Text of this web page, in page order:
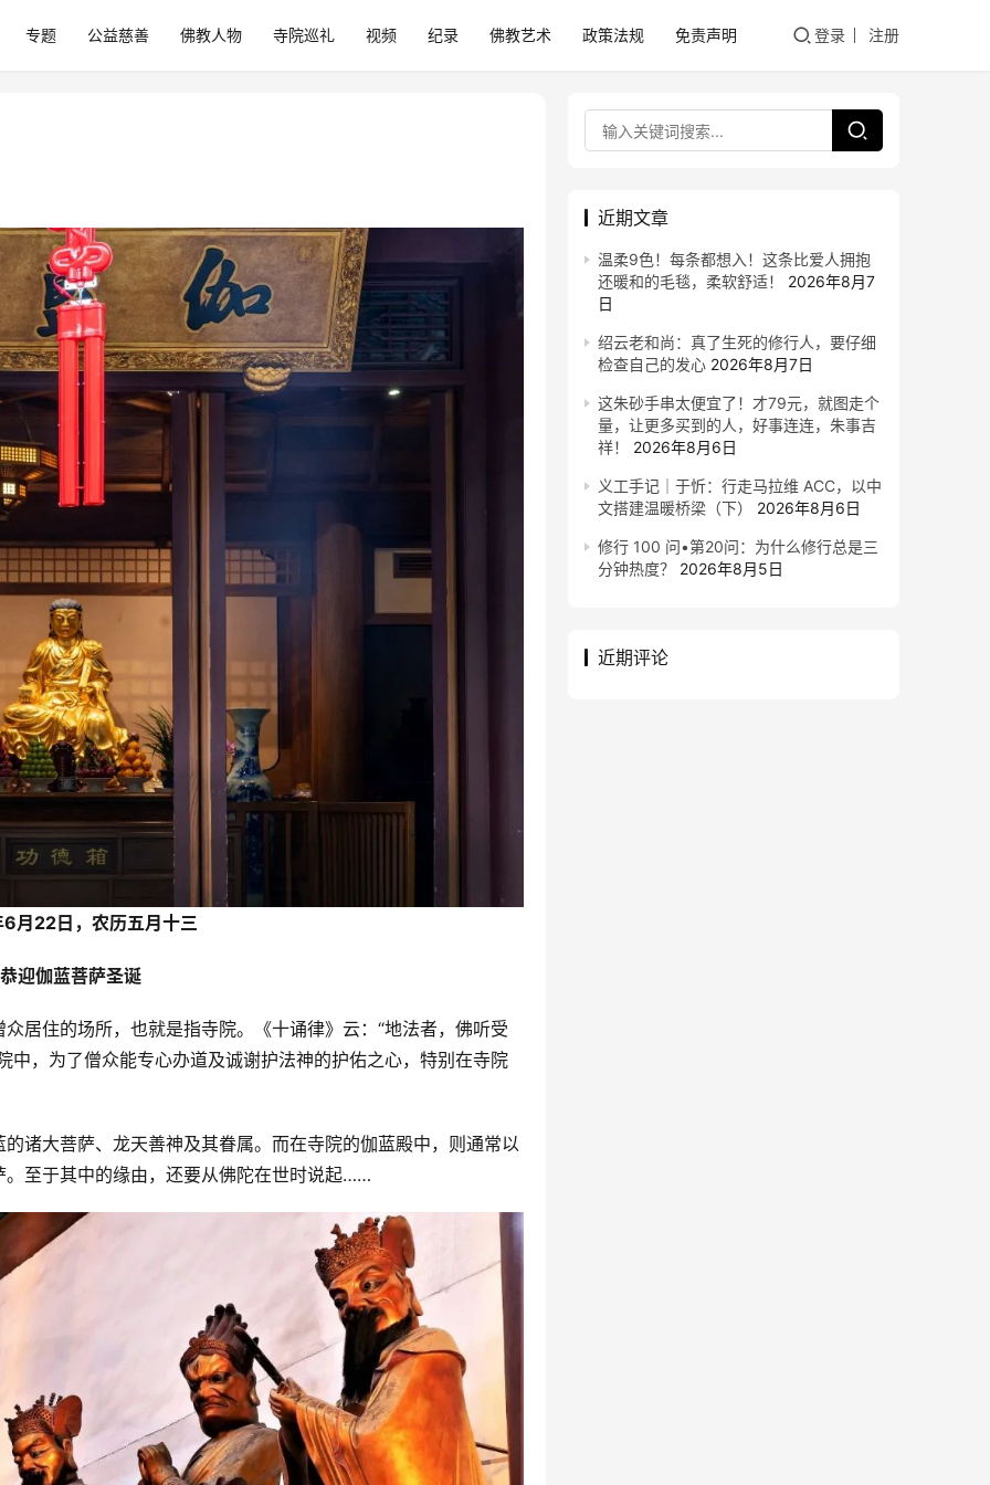
专题 公益慈善 佛教人物 寺院巡礼 视频 纪录 佛教艺术 政策法规 免责声明 登录 注册
月22日，农历五月十三
恭迎伽蓝菩萨圣诞
居住的场所，也就是指寺院。《十诵律》云：“地法者，佛听受
中，为了僧众能专心办道及诚谢护法神的护佑之心，特别在寺院
诸大菩萨、龙天善神及其眷属。而在寺院的伽蓝殿中，则通常以
至于其中的缘由，还要从佛陀在世时说起……
近期文章
温柔9色！每条都想入！这条比爱人拥抱
还暖和的毛毯，柔软舒适！
2026年8月7
日
绍云老和尚：真了生死的修行人，要仔细
检查自己的发心 2026年8月7日
这朱砂手串太便宜了！才79元，就图走个
量，让更多买到的人，好事连连，朱事吉
祥！
2026年8月6日
义工手记｜于忻：行走马拉维 ACC，以中
文搭建温暖桥梁（下）
2026年8月6日
修行 100 问•第20问：为什么修行总是三
分钟热度？
2026年8月5日
近期评论